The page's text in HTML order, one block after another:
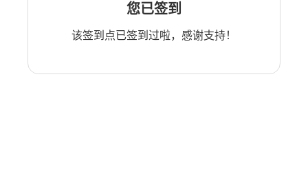
您已签到
该签到点已签到过啦，感谢支持！